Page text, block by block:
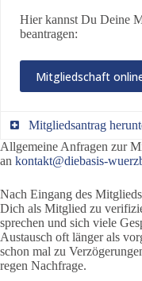
Hier kannst Du Deine
beantragen:
Mitgliedschaft
Mitgliedsantrag
Alternativ kannst Du
Allgemeine Anfragen zur
an kontakt@diebasis-
Nach Eingang des
Dich als Mitglied zu
sprechen und sich viele
Austausch oft länger als
schon mal zu
regen Nachfrage.